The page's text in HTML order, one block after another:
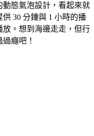
態氣泡設計，看起來就
30 分鐘與 1 小時的播
。想到海邊走走，但行
癮吧！